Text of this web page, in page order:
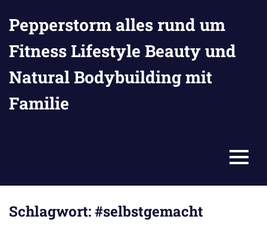
Inhalt
springen
Pepperstorm alles rund um
Fitness Lifestyle Beauty und
Natural Bodybuilding mit
Familie
MENU
Schlagwort:#selbstgemacht